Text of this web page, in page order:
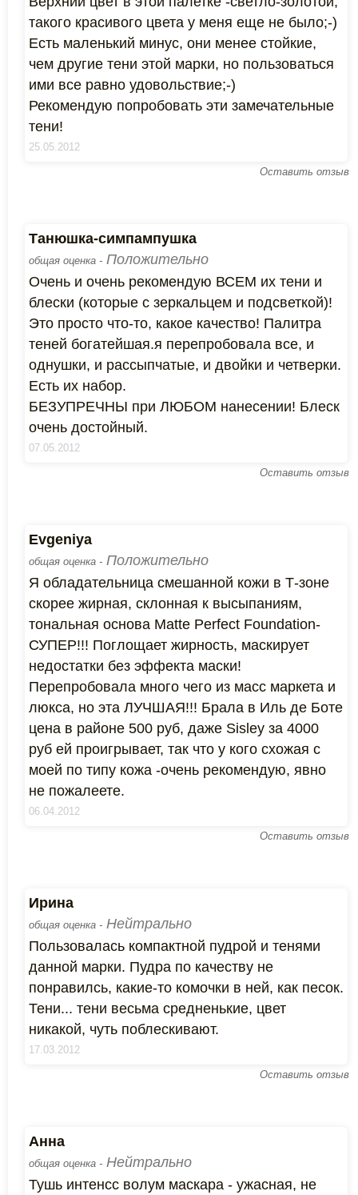
такого красивого цвета у меня еще не было;-)
Есть маленький минус, они менее стойкие,
чем другие тени этой марки, но пользоваться
ими все равно удовольствие;-)
Рекомендую попробовать эти замечательные
тени!
25.05.2012
Оставить отзыв
Танюшка-симпампушка
общая оценка - Положительно
Очень и очень рекомендую ВСЕМ их тени и
блески (которые с зеркальцем и подсветкой)!
Это просто что-то, какое качество! Палитра
теней богатейшая.я перепробовала все, и
однушки, и рассыпчатые, и двойки и четверки.
Есть их набор.
БЕЗУПРЕЧНЫ при ЛЮБОМ нанесении! Блеск
очень достойный.
07.05.2012
Оставить отзыв
Evgeniya
общая оценка - Положительно
Я обладательница смешанной кожи в Т-зоне
скорее жирная, склонная к высыпаниям,
тональная основа Matte Perfect Foundation-
СУПЕР!!! Поглощает жирность, маскирует
недостатки без эффекта маски!
Перепробовала много чего из масс маркета и
люкса, но эта ЛУЧШАЯ!!! Брала в Иль де Боте
цена в районе 500 руб, даже Sisley за 4000
руб ей проигрывает, так что у кого схожая с
моей по типу кожа -очень рекомендую, явно
не пожалеете.
06.04.2012
Оставить отзыв
Ирина
общая оценка - Нейтрально
Пользовалась компактной пудрой и тенями
данной марки. Пудра по качеству не
понравилсь, какие-то комочки в ней, как песок.
Тени... тени весьма средненькие, цвет
никакой, чуть поблескивают.
17.03.2012
Оставить отзыв
Анна
общая оценка - Нейтрально
Тушь интенсс волум маскара - ужасная, не